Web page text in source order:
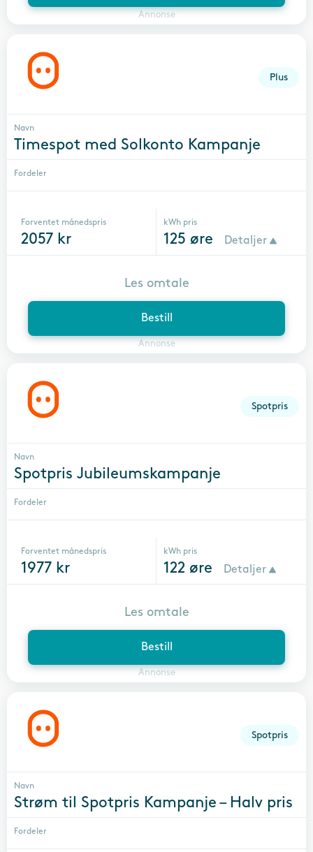
Annonse
Plus
Navn
Timespot med Solkonto Kampanje
Fordeler
Forventet månedspris
2057 kr
kWh pris
125 øre Detaljer
Bestill
Annonse
Les omtale
Spotpris
Navn
Spotpris Jubileumskampanje
Fordeler
Forventet månedspris
1977 kr
kWh pris
122 øre Detaljer
Bestill
Annonse
Les omtale
Spotpris
Navn
Strøm til Spotpris Kampanje – Halv pris
Fordeler